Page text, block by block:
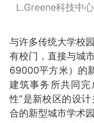
L.Greene科技中
与许多传统大学校
有校门，直接与城
69000平方米）的
建筑事务所共同完
性”是新校区的设
合的新型城市学术